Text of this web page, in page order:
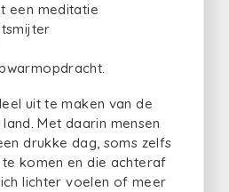
een meditatie
uit te maken van de
Met daarin mensen
drukke dag, soms zelfs
komen en die achteraf
lichter voelen of meer